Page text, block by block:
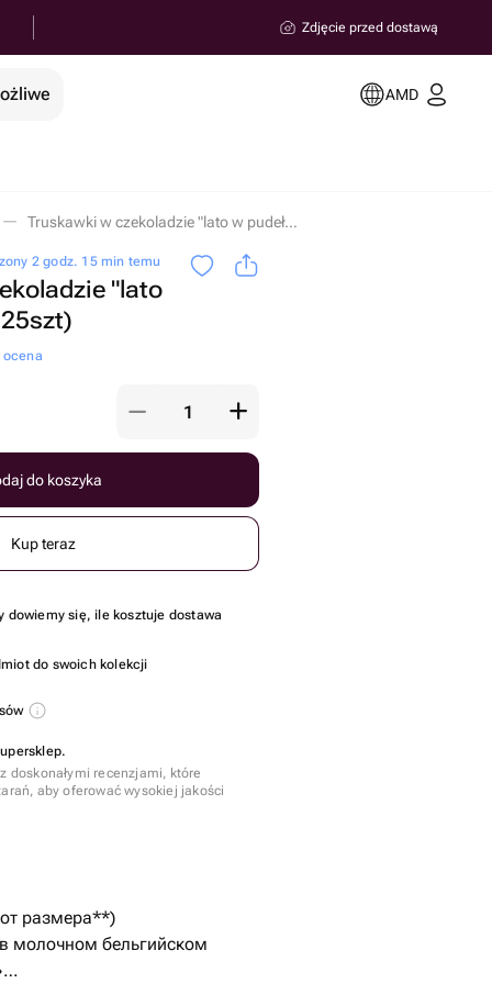
Zdjęcie przed dostawą
AMD
Truskawki w czekoladzie "lato w pudełku" (16-25szt) w miejscowości Erywań
2 godz. 15 min temu
"lato
ocena
do koszyka
Kup teraz
dowiemy się, ile kosztuje dostawa
do swoich kolekcji
doskonałymi recenzjami, które
aby oferować wysokiej jakości
размера**)
молочном бельгийском